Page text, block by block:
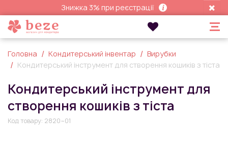
Знижка 3% при реєстрації
Головна Кондитерський інвентар
Вирубки
Кондитерський інструмент для створення кошиків з тіста
Кондитерський інструмент для
створення кошиків з тіста
Код товару: 2820~01